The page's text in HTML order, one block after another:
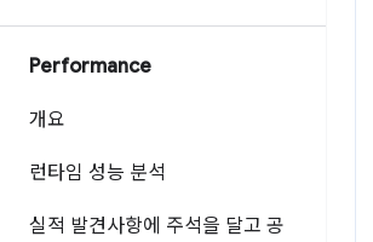
Performance
개요
런타임 성능 분석
실적 발견사항에 주석을 달고 공